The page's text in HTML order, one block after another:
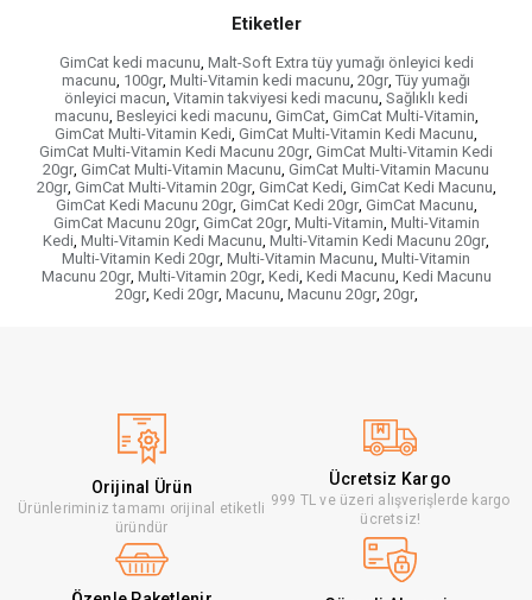
Etiketler
GimCat kedi macunu, Malt-Soft Extra tüy yumağı önleyici kedi
macunu, 100gr, Multi-Vitamin kedi macunu, 20gr, Tüy yumağı
önleyici macun, Vitamin takviyesi kedi macunu, Sağlıklı kedi
macunu, Besleyici kedi macunu, GimCat, GimCat Multi-Vitamin,
GimCat Multi-Vitamin Kedi, GimCat Multi-Vitamin Kedi Macunu,
GimCat Multi-Vitamin Kedi Macunu 20gr, GimCat Multi-Vitamin Kedi
20gr, GimCat Multi-Vitamin Macunu, GimCat Multi-Vitamin Macunu
20gr, GimCat Multi-Vitamin 20gr, GimCat Kedi, GimCat Kedi Macunu,
GimCat Kedi Macunu 20gr, GimCat Kedi 20gr, GimCat Macunu,
GimCat Macunu 20gr, GimCat 20gr, Multi-Vitamin, Multi-Vitamin
Kedi, Multi-Vitamin Kedi Macunu, Multi-Vitamin Kedi Macunu 20gr,
Multi-Vitamin Kedi 20gr, Multi-Vitamin Macunu, Multi-Vitamin
Macunu 20gr, Multi-Vitamin 20gr, Kedi, Kedi Macunu, Kedi Macunu
20gr, Kedi 20gr, Macunu, Macunu 20gr, 20gr,
Orijinal Ürün
Ürünleriminiz tamamı orijinal etiketli
üründür
Ücretsiz Kargo
999 TL ve üzeri alışverişlerde kargo
ücretsiz!